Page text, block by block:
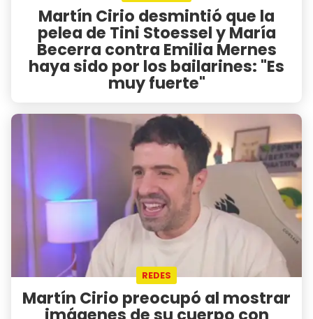
Martín Cirio desmintió que la
pelea de Tini Stoessel y María
Becerra contra Emilia Mernes
haya sido por los bailarines: "Es
muy fuerte"
REDES
Martín Cirio preocupó al mostrar